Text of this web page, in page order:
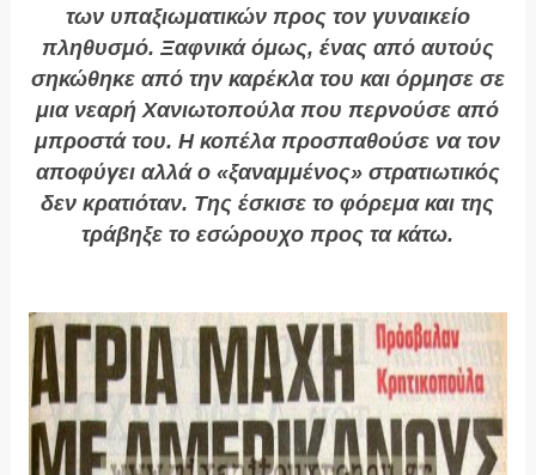
των υπαξιωματικών προς τον γυναικείο
πληθυσμό. Ξαφνικά όμως, ένας από αυτούς
σηκώθηκε από την καρέκλα του και όρμησε σε
μια νεαρή Χανιωτοπούλα που περνούσε από
μπροστά του. Η κοπέλα προσπαθούσε να τον
αποφύγει αλλά ο «ξαναμμένος» στρατιωτικός
δεν κρατιόταν. Της έσκισε το φόρεμα και της
τράβηξε το εσώρουχο προς τα κάτω.